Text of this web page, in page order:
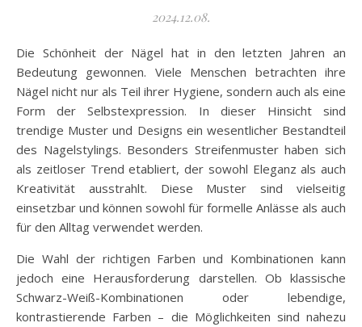
2024.12.08.
Die Schönheit der Nägel hat in den letzten Jahren an
Bedeutung gewonnen. Viele Menschen betrachten ihre
Nägel nicht nur als Teil ihrer Hygiene, sondern auch als eine
Form der Selbstexpression. In dieser Hinsicht sind
trendige Muster und Designs ein wesentlicher Bestandteil
des Nagelstylings. Besonders Streifenmuster haben sich
als zeitloser Trend etabliert, der sowohl Eleganz als auch
Kreativität ausstrahlt. Diese Muster sind vielseitig
einsetzbar und können sowohl für formelle Anlässe als auch
für den Alltag verwendet werden.
Die Wahl der richtigen Farben und Kombinationen kann
jedoch eine Herausforderung darstellen. Ob klassische
Schwarz-Weiß-Kombinationen oder lebendige,
kontrastierende Farben – die Möglichkeiten sind nahezu